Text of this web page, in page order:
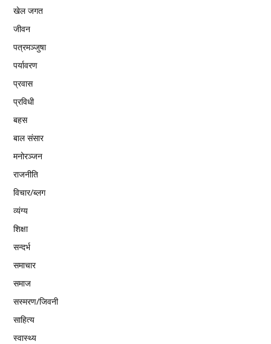
खेल जगत
जीवन
पत्रमञ्जुषा
पर्यावरण
प्रवास
प्रविधी
बहस
बाल संसार
मनोरञ्जन
राजनीति
विचार/ब्लग
व्यंग्य
शिक्षा
सन्दर्भ
समाचार
समाज
सस्मरण/जिवनी
साहित्य
स्वास्थ्य